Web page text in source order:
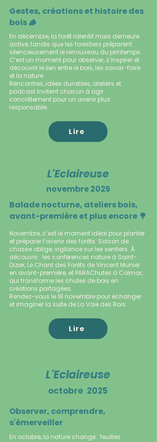
Gestes, créations et histoire des
bois 🪵
En décembre, la forêt ralentit mais demeure
active, tandis que les forestiers préparent
silencieusement le renouveau du printemps.
C’est un moment pour observer, s’inspirer et
découvrir le lien entre le bois, les savoir-faire
et la nature.
Rencontres, idées durables, ateliers et
podcast invitent chacun à agir
concrètement pour un avenir plus
responsable.
Lire
L'Eclaireuse
novembre 2025
Balade nocturne, ateliers bois,
avant-première et plus encore 🌳
​Novembre, c’est le moment idéal pour planter
et préparer l’avenir des forêts. Saison de
chasse oblige, vigilance sur les sentiers. À
découvrir : les conférences nature à Saint-
Dizier, Le Chant des Forêts de Vincent Munier
en avant-première, et PARAChutes à Colmar,
qui transforme les chutes de bois en
créations partagées.
Rendez-vous le 18 novembre pour échanger
et imaginer la suite de La Voie des Bois.
Lire
L'Eclaireuse
octobre 2025
Observer, comprendre,
s'émerveiller
​En octobre, la nature change : feuilles